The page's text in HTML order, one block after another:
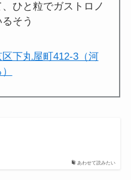
ひと粒でガストロノ
そう
下丸屋町412-3（河
あわせて読みたい